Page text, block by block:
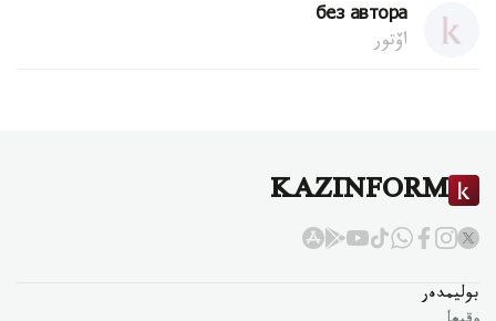
без автора
اۆتور
KAZINFORM
بوليمدەر